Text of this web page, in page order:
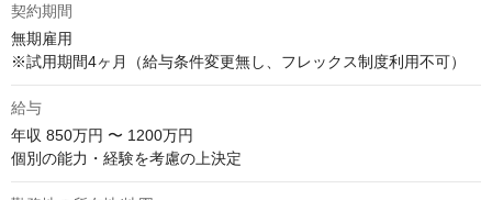
契約期間
無期雇用
※試用期間4ヶ月（給与条件変更無し、フレックス制度利用不可）
給与
年収 850万円 〜 1200万円
個別の能力・経験を考慮の上決定